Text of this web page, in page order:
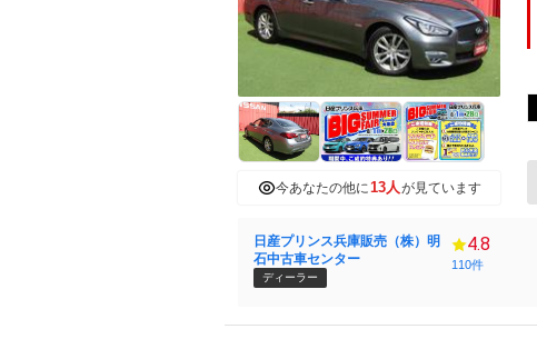
今あなたの他に13人が見ています
日産プリンス兵庫販売（株）明
石中古車センター
ディーラー
4.8
110件